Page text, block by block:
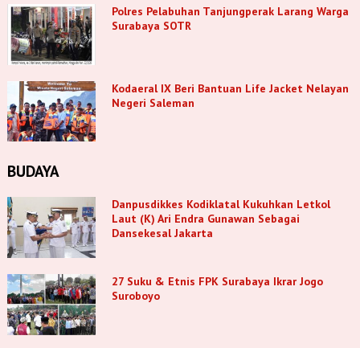
Polres Pelabuhan Tanjungperak Larang Warga
Surabaya SOTR
Kodaeral IX Beri Bantuan Life Jacket Nelayan
Negeri Saleman
BUDAYA
Danpusdikkes Kodiklatal Kukuhkan Letkol
Laut (K) Ari Endra Gunawan Sebagai
Dansekesal Jakarta
27 Suku & Etnis FPK Surabaya Ikrar Jogo
Suroboyo